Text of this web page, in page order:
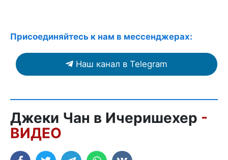
Присоединяйтесь к нам в мессенджерах:
Наш канал в Telegram
Джеки Чан в Ичеришехер -
ВИДЕО